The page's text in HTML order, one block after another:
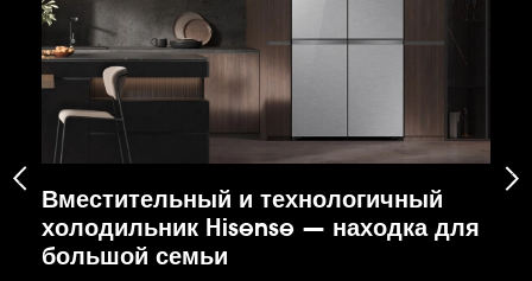
Вместительный и технологичный
холодильник Hisense — находка для
большой семьи
‹ ›